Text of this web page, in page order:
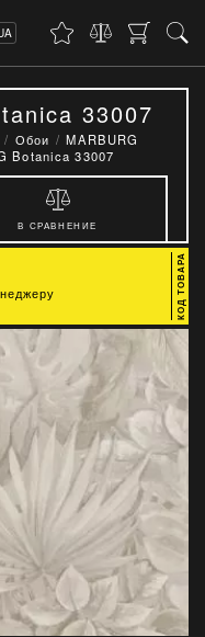
33007
Обои
MARBURG
Botanica 33007
В СРАВНЕНИЕ